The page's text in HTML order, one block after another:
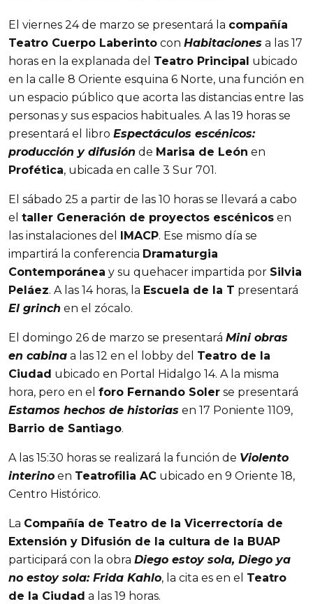
El viernes 24 de marzo se presentará la compañía
Teatro Cuerpo Laberinto con Habitaciones a las 17
horas en la explanada del Teatro Principal ubicado
en la calle 8 Oriente esquina 6 Norte, una función en
un espacio público que acorta las distancias entre las
personas y sus espacios habituales. A las 19 horas se
presentará el libro Espectáculos escénicos:
producción y difusión de Marisa de León en
Profética, ubicada en calle 3 Sur 701.
El sábado 25 a partir de las 10 horas se llevará a cabo
el taller Generación de proyectos escénicos en
las instalaciones del
IMACP. Ese mismo día se
impartirá la conferencia Dramaturgia
Contemporánea y su quehacer impartida por Silvia
Peláez. A las 14 horas, la Escuela de la T presentará
El grinch en el zócalo.
El domingo 26 de marzo se presentará Mini obras
en cabina a las 12 en el lobby del Teatro de la
Ciudad ubicado en Portal Hidalgo 14. A la misma
hora, pero en el foro Fernando Soler se presentará
Estamos hechos de historias en 17 Poniente 1109,
Barrio de Santiago.
A las 15:30 horas se realizará la función de Violento
interino en Teatrofilia AC ubicado en 9 Oriente 18,
Centro Histórico.
La Compañía de Teatro de la Vicerrectoría de
Extensión y Difusión de la cultura de la BUAP
participará con la obra Diego estoy sola, Diego ya
no estoy sola: Frida Kahlo, la cita es en el Teatro
de la Ciudad a las 19 horas.